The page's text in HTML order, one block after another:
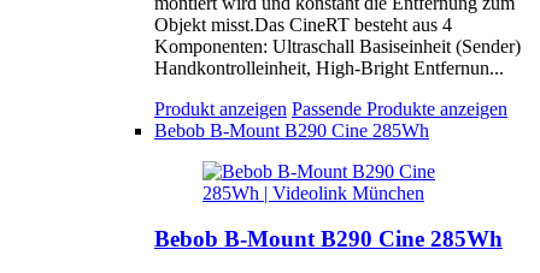
Objekt misst.Das CineRT besteht aus 4
Komponenten: Ultraschall Basiseinheit (Sender)
Handkontrolleinheit, High-Bright Entfernun...
Produkt anzeigen Passende Produkte anzeigen
Bebob B-Mount B290 Cine 285Wh
Bebob B-Mount B290 Cine 285Wh